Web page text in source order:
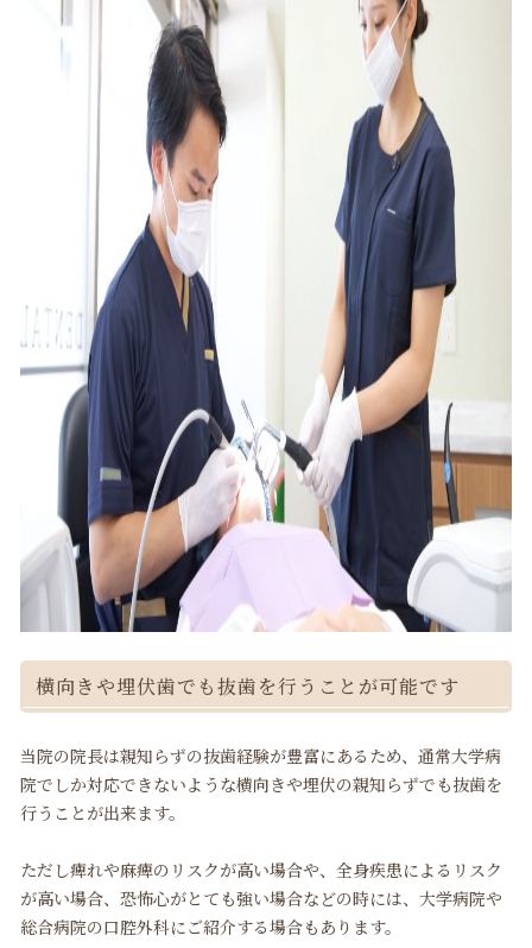
横向きや埋伏歯でも抜歯を行うことが可能です
当院の院長は親知らずの抜歯経験が豊富にあるため、通常大学病
院でしか対応できないような横向きや埋伏の親知らずでも抜歯を
行うことが出来ます。
ただし痺れや麻痺のリスクが高い場合や、全身疾患によるリスク
が高い場合、恐怖心がとても強い場合などの時には、大学病院や
総合病院の口腔外科にご紹介する場合もあります。